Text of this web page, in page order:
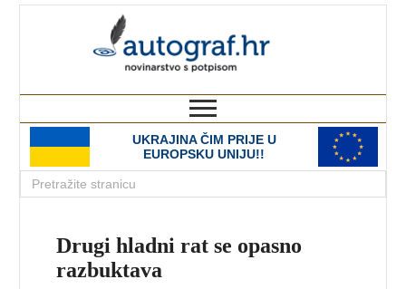
UKRAJINA ČIM PRIJE U
EUROPSKU UNIJU!!
Drugi hladni rat se opasno
razbuktava